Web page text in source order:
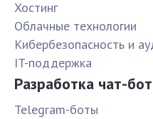
Хостинг
Облачные технологии
Кибербезопасность и
IT-поддержка
Разработка чат-
Telegram-боты